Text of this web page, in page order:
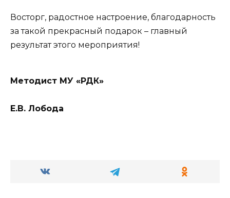
Восторг, радостное настроение, благодарность
за такой прекрасный подарок – главный
результат этого мероприятия!
Методист МУ «РДК»
Е.В. Лобода